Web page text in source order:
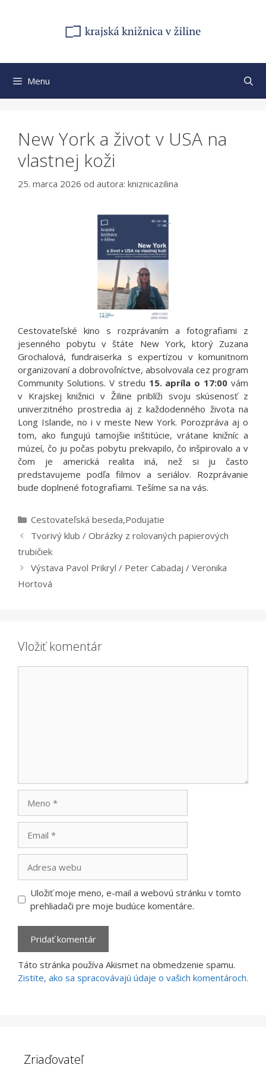
Menu
New York a život v USA na
vlastnej koži
25. marca 2026 od autora: kniznicazilina
Cestovateľské kino s rozprávaním a fotografiami z
jesenného pobytu v štáte New York, ktorý Zuzana
Grochalová, fundraiserka s expertízou v komunitnom
organizovaní a dobrovoľníctve, absolvovala cez program
Community Solutions. V stredu 15. apríla o 17:00 vám
v Krajskej knižnici v Žiline priblíži svoju skúsenosť z
univerzitného prostredia aj z každodenného života na
Long Islande, no i v meste New York. Porozpráva aj o
tom, ako fungujú tamojšie inštitúcie, vrátane knižníc a
múzeí, čo ju počas pobytu prekvapilo, čo inšpirovalo a v
čom je americká realita iná, než si ju často
predstavujeme podľa filmov a seriálov. Rozprávanie
bude doplnené fotografiami. Tešíme sa na vás.
Kategórie
Cestovateľská beseda,Podujatie
Tvorivý klub / Obrázky z rolovaných papierových
trubičiek
Výstava Pavol Prikryl / Peter Cabadaj / Veronika
Hortová
Vložiť komentár
webu
Uložiť moje meno, e-mail a webovú stránku v tomto
prehliadači pre moje budúce komentáre.
Táto stránka používa Akismet na obmedzenie spamu.
Zistite, ako sa spracovávajú údaje o vašich komentároch.
Zriaďovateľ